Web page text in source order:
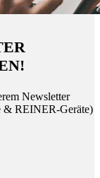
Newsletter
& REINER-Geräte)